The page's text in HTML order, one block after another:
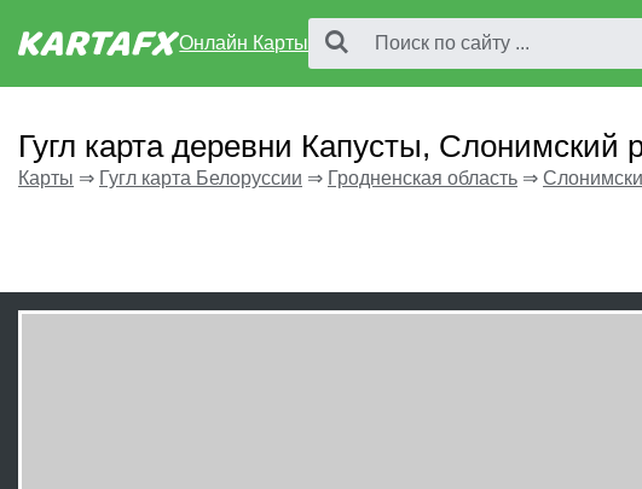
Онлайн Карты
Гугл карта деревни Капусты, Слонимский
Карты ⇒ Гугл карта Белоруссии ⇒ Гродненская область ⇒